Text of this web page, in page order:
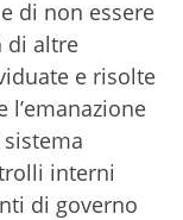
di non essere
di altre
e risolte
interni
di governo